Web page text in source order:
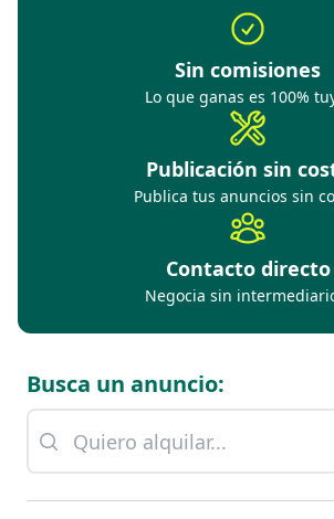
Sin comisiones
Lo que ganas es 100%
Publicación sin
Publica tus anuncios sin
Contacto directo
Negocia sin
Busca un anuncio: